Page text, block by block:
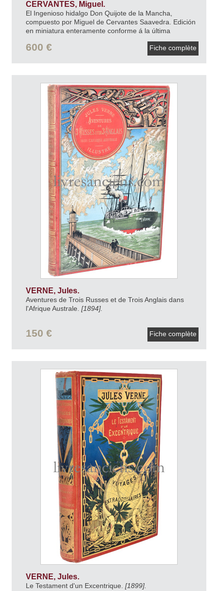
CERVANTES, Miguel.
El Ingenioso hidalgo Don Quijote de la Mancha,
compuesto por Miguel de Cervantes Saavedra. Edición
en miniatura enteramente conforme á la última
Española.
600 € Fiche complète
VERNE, Jules.
Aventures de Trois Russes et de Trois Anglais dans
l'Afrique Australe. [1894].
150 € Fiche complète
VERNE, Jules.
Le Testament d'un Excentrique. [1899].